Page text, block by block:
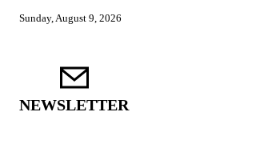
Sunday, August 9, 2026
NEWSLETTER